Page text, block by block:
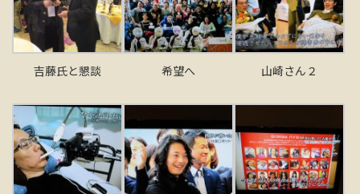
吉藤氏と懇談 希望へ 山崎さん２